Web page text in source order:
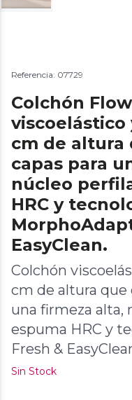
Referencia: 07729
Colchón
viscoelástico
cm de altura
capas para
núcleo
HRC y
EasyClean.
Colchón
cm de altura que
una firmeza alta,
espuma HRC y
Fresh &
Sin Stock